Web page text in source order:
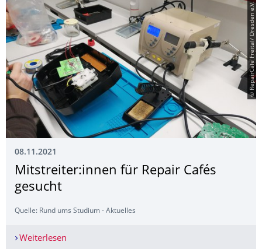
© RepairCafe Freital/ Dresden e.V.
08.11.2021
Mitstreiter:innen für Repair Cafés
gesucht
Quelle: Rund ums Studium - Aktuelles
Weiterlesen